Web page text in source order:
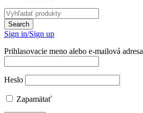
Sign in/Sign up
Prihlasovacie meno alebo e-mailová adresa
Heslo
Zapamätať